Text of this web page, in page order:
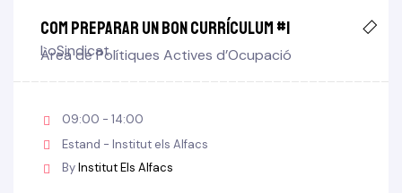
Com preparar un bon Currículum #1
LoSindicat
Àrea de Polítiques Actives d’Ocupació
09:00 - 14:00
Estand - Institut els Alfacs
ByInstitut Els Alfacs